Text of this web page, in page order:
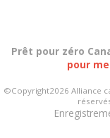
Prêt pour zéro
pour
©Copyright2026 Alliance